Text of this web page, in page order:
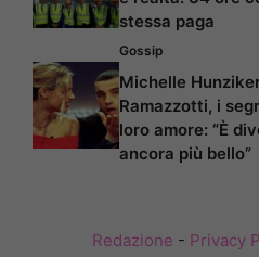
stessa paga
Gossip
Michelle
Ramazzotti, i
loro amore: “È
ancora più bello”
Redazione - Privacy